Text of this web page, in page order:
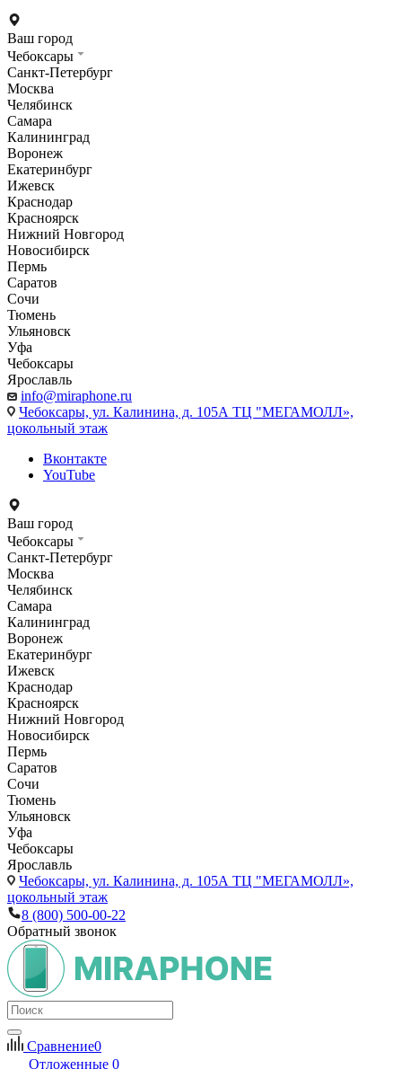
Ваш город
Чебоксары
Санкт-Петербург
Москва
Челябинск
Самара
Калининград
Воронеж
Екатеринбург
Ижевск
Краснодар
Красноярск
Нижний Новгород
Новосибирск
Пермь
Саратов
Сочи
Тюмень
Ульяновск
Уфа
Чебоксары
Ярославль
info@miraphone.ru
Чебоксары, ул. Калинина, д. 105А ТЦ "МЕГАМОЛЛ»,
цокольный этаж
Вконтакте
YouTube
Ваш город
Чебоксары
Санкт-Петербург
Москва
Челябинск
Самара
Калининград
Воронеж
Екатеринбург
Ижевск
Краснодар
Красноярск
Нижний Новгород
Новосибирск
Пермь
Саратов
Сочи
Тюмень
Ульяновск
Уфа
Чебоксары
Ярославль
Чебоксары, ул. Калинина, д. 105А ТЦ "МЕГАМОЛЛ»,
цокольный этаж
8 (800) 500-00-22
Обратный звонок
Сравнение0
Отложенные 0